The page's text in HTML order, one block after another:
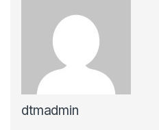
dtmadmin